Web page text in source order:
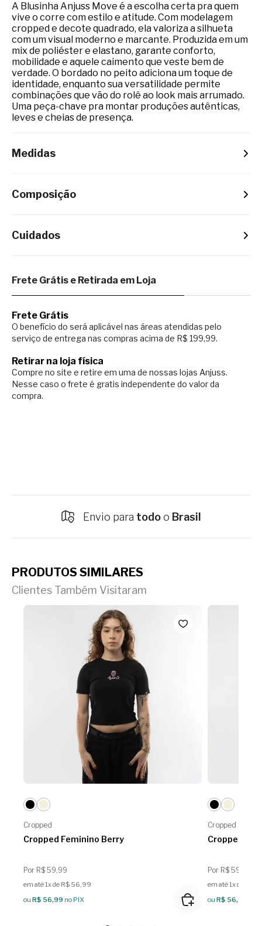
A Blusinha Anjuss Move é a escolha certa pra quem
vive o corre com estilo e atitude. Com modelagem
cropped e decote quadrado, ela valoriza a silhueta
com um visual moderno e marcante. Produzida em um
mix de poliéster e elastano, garante conforto,
mobilidade e aquele caimento que veste bem de
verdade. O bordado no peito adiciona um toque de
identidade, enquanto sua versatilidade permite
combinações que vão do rolê ao look mais arrumado.
Uma peça-chave pra montar produções autênticas,
leves e cheias de presença.
Composição
Cuidados
Medidas
Frete Grátis e Retirada em Loja
Frete Grátis
O benefício do será aplicável nas áreas atendidas pelo
serviço de entrega nas compras acima de R$ 199,99.
Retirar na loja física
Compre no site e retire em uma de nossas lojas Anjuss.
Nesse caso o frete é gratis independente do valor da
compra.
Envio para todoo Brasil
PRODUTOS SIMILARES
Clientes Também Visitaram
Cropped
Cropped Feminino Berry
Por R$ 59,99
em até 1x de R$ 56,99
ou R$ 56,99 no PIX
Cropped
Cropped
Por R$ 59,99
em até 1x de R$
ou R$ 56,99